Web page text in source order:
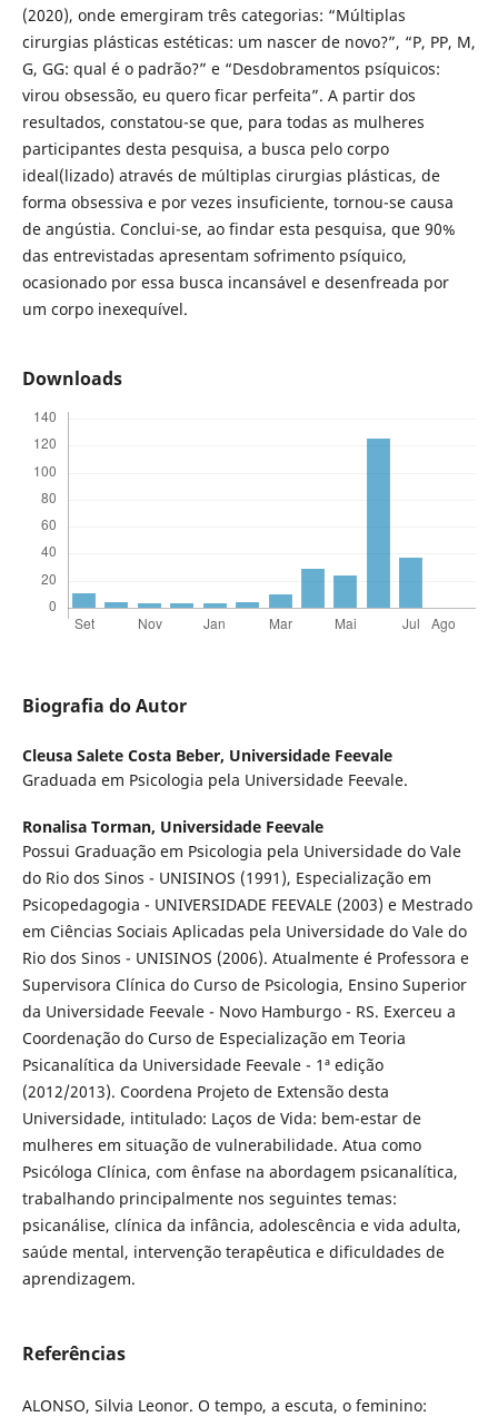
(2020), onde emergiram três categorias: “Múltiplas
cirurgias plásticas estéticas: um nascer de novo?”, “P, PP, M,
G, GG: qual é o padrão?” e “Desdobramentos psíquicos:
virou obsessão, eu quero ficar perfeita”. A partir dos
resultados, constatou-se que, para todas as mulheres
participantes desta pesquisa, a busca pelo corpo
ideal(lizado) através de múltiplas cirurgias plásticas, de
forma obsessiva e por vezes insuficiente, tornou-se causa
de angústia. Conclui-se, ao findar esta pesquisa, que 90%
das entrevistadas apresentam sofrimento psíquico,
ocasionado por essa busca incansável e desenfreada por
um corpo inexequível.
Downloads
Biografia do Autor
Cleusa Salete Costa Beber, Universidade Feevale
Graduada em Psicologia pela Universidade Feevale.
Ronalisa Torman, Universidade Feevale
Possui Graduação em Psicologia pela Universidade do Vale
do Rio dos Sinos - UNISINOS (1991), Especialização em
Psicopedagogia - UNIVERSIDADE FEEVALE (2003) e Mestrado
em Ciências Sociais Aplicadas pela Universidade do Vale do
Rio dos Sinos - UNISINOS (2006). Atualmente é Professora e
Supervisora Clínica do Curso de Psicologia, Ensino Superior
da Universidade Feevale - Novo Hamburgo - RS. Exerceu a
Coordenação do Curso de Especialização em Teoria
Psicanalítica da Universidade Feevale - 1ª edição
(2012/2013). Coordena Projeto de Extensão desta
Universidade, intitulado: Laços de Vida: bem-estar de
mulheres em situação de vulnerabilidade. Atua como
Psicóloga Clínica, com ênfase na abordagem psicanalítica,
trabalhando principalmente nos seguintes temas:
psicanálise, clínica da infância, adolescência e vida adulta,
saúde mental, intervenção terapêutica e dificuldades de
aprendizagem.
Referências
ALONSO, Silvia Leonor. O tempo, a escuta, o feminino: